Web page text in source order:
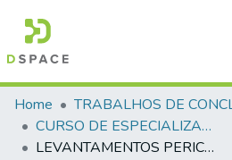
Communities & Collections
All of DSpace
Home
CURSO DE ESPECIALIZAÇÃO EM GERENCIAMENTO EM SEGURANÇA PÚBLICA - CEGESP - 2006
LEVANTAMENTOS PERICIAIS DA DIVISÃO DE PERÍCIAS EXTERNAS DO INSTITUTO DE CRIMINALÍSTICA LEONARDO RODRIGUES NO ANO DE 2005